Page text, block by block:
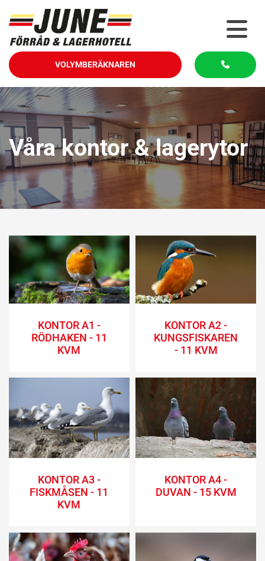
VOLYMBERÄKNAREN
Våra kontor & lagerytor
KONTOR A1 -
RÖDHAKEN - 11
KVM
KONTOR A2 -
KUNGSFISKAREN
- 11 KVM
KONTOR A3 -
FISKMÅSEN - 11
KVM
KONTOR A4 -
DUVAN - 15 KVM